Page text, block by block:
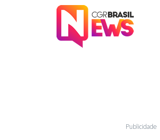
Publicidade